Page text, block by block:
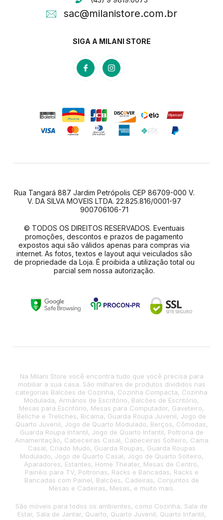
sac@milanistore.com.br
SIGA A MILANI STORE
Rua Tangará 887 Jardim Petrópolis CEP 86709-000 V.
V. DA SILVA MOVEIS LTDA. 22.825.816/0001-97
900706106-71
© TODOS OS DIREITOS RESERVADOS. Eventuais
promoções, descontos e prazos de pagamento
expostos aqui são válidos apenas para compras via
internet. As fotos, textos e layout aqui veiculados são
de propriedade da Loja. É proibida a utilização total ou
parcial sem nossa autorização.
Na Milani Store você encontra tudo que você precisa para
mobiliar a sua casa. São milhares de produtos divididos nas
categorias Balcões de Cozinha, Cozinha Compacta, Cozinha
Modulada, Armários de Escritório, Balcões de Escritório,
Mesas para Escritório, Mesas para Computador, Gaveteiro,
Beliche e Treliches, Bicama, Guarda Roupa Juvenil, Jogo de
Quarto Juvenil, Jogo de Quarto Modulado, Berços, Cômodas,
Guarda Roupa Infantil, Jogo de Quarto Infantil, Poltrona de
Amamentação, Cabeceiras Casal, Cabeceiras Solteiro, Cama
Casal, Criado Mudo, Guarda Roupas, Guarda Roupas
Modulado, Jogo de Quarto Casal, Jogo de Quarto Solteiro,
Aparadores, Estantes, Home Theater, Mesas de Centro,
Painéis para TV, Poltronas, Racks e Bancadas, Racks e
Bancadas com Painel, Balcões, Cadeiras, Conjuntos de
Mesas e Cadeiras, Mesas, e muito mais.
São móveis para todos os ambientes, como Cozinha, Sala de
Estar, Sala de Jantar, Quarto, Quarto Juvenil, Quarto Infantil,